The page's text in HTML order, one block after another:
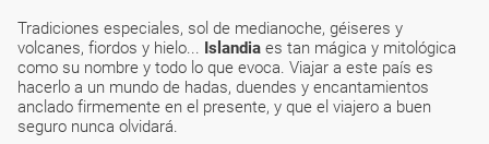
Tradiciones especiales, sol de medianoche, géiseres y
volcanes, fiordos y hielo... Islandia es tan mágica y mitológica
como su nombre y todo lo que evoca. Viajar a este país es
hacerlo a un mundo de hadas, duendes y encantamientos
anclado firmemente en el presente, y que el viajero a buen
seguro nunca olvidará.